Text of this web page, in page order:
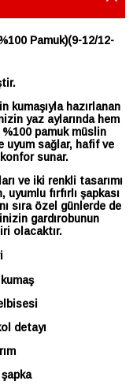
Pamuk)(9-12/12-
kumaşıyla hazırlanan
yaz aylarında hem
pamuk müslin
uyum sağlar, hafif ve
sunar.
ve iki renkli tasarımı
fırfırlı şapkası
sıra özel günlerde de
gardırobunun
olacaktır.
detayı